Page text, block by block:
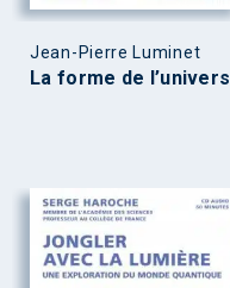
Jean-Pierre Luminet
La forme de l’univers